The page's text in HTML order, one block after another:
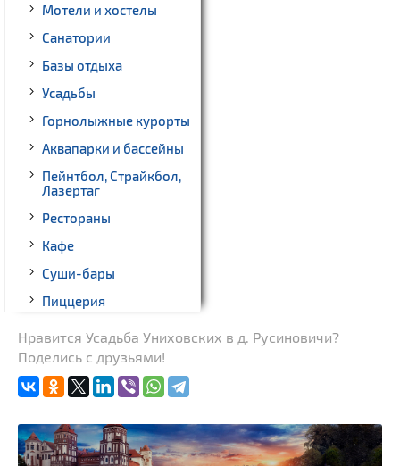
Мотели и хостелы
Санатории
Базы отдыха
Усадьбы
Горнолыжные курорты
Аквапарки и бассейны
Пейнтбол, Страйкбол,
Лазертаг
Рестораны
Кафе
Суши-бары
Пиццерия
Кинотеатры
Театры
Боулинг
Нравится Усадьба Униховских в д. Русиновичи?
Поделись с друзьями!